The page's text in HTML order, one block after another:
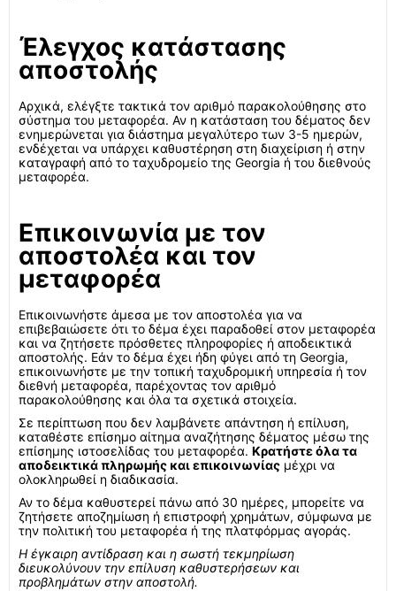
Έλεγχος κατάστασης
αποστολής
Αρχικά, ελέγξτε τακτικά τον αριθμό παρακολούθησης στο
σύστημα του μεταφορέα. Αν η κατάσταση του δέματος δεν
ενημερώνεται για διάστημα μεγαλύτερο των 3-5 ημερών,
ενδέχεται να υπάρχει καθυστέρηση στη διαχείριση ή στην
καταγραφή από το ταχυδρομείο της Georgia ή του διεθνούς
μεταφορέα.
Επικοινωνία με τον
αποστολέα και τον
μεταφορέα
Επικοινωνήστε άμεσα με τον αποστολέα για να
επιβεβαιώσετε ότι το δέμα έχει παραδοθεί στον μεταφορέα
και να ζητήσετε πρόσθετες πληροφορίες ή αποδεικτικά
αποστολής. Εάν το δέμα έχει ήδη φύγει από τη Georgia,
επικοινωνήστε με την τοπική ταχυδρομική υπηρεσία ή τον
διεθνή μεταφορέα, παρέχοντας τον αριθμό
παρακολούθησης και όλα τα σχετικά στοιχεία.
Σε περίπτωση που δεν λαμβάνετε απάντηση ή επίλυση,
καταθέστε επίσημο αίτημα αναζήτησης δέματος μέσω της
επίσημης ιστοσελίδας του μεταφορέα. Κρατήστε όλα τα
αποδεικτικά πληρωμής και επικοινωνίας μέχρι να
ολοκληρωθεί η διαδικασία.
Αν το δέμα καθυστερεί πάνω από 30 ημέρες, μπορείτε να
ζητήσετε αποζημίωση ή επιστροφή χρημάτων, σύμφωνα με
την πολιτική του μεταφορέα ή της πλατφόρμας αγοράς.
Η έγκαιρη αντίδραση και η σωστή τεκμηρίωση
διευκολύνουν την επίλυση καθυστερήσεων και
προβλημάτων στην αποστολή.